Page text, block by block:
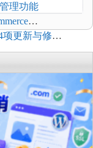
理功能
体验并扩展电
项更新与修